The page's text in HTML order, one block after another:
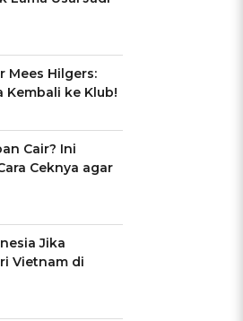
Mees Hilgers:
Kembali ke Klub!
Cair? Ini
Ceknya agar
Jika
Vietnam di